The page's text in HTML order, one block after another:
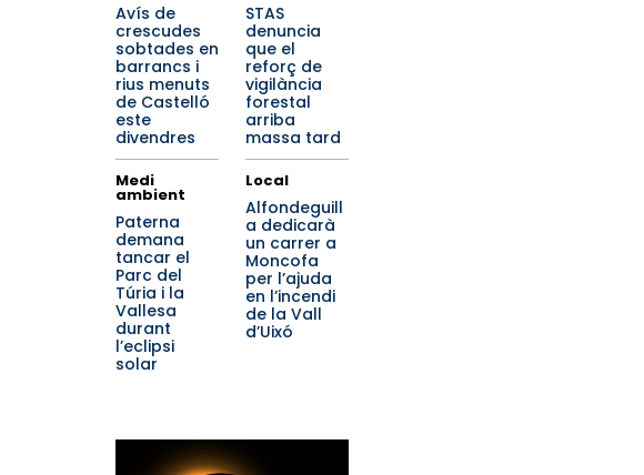
Avís de
crescudes
sobtades en
barrancs i
rius menuts
de Castelló
este
divendres
STAS
denuncia
que el
reforç de
vigilància
forestal
arriba
massa tard
Medi
ambient
Paterna
demana
tancar el
Parc del
Túria i la
Vallesa
durant
l’eclipsi
solar
Local
Alfondeguill
a dedicarà
un carrer a
Moncofa
per l’ajuda
en l’incendi
de la Vall
d’Uixó